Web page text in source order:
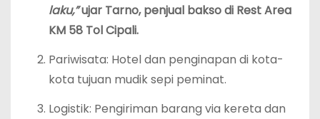
laku,”ujar Tarno, penjual bakso di Rest Area
KM 58 Tol Cipali.
Pariwisata: Hotel dan penginapan di kota-
kota tujuan mudik sepi peminat.
Logistik: Pengiriman barang via kereta dan